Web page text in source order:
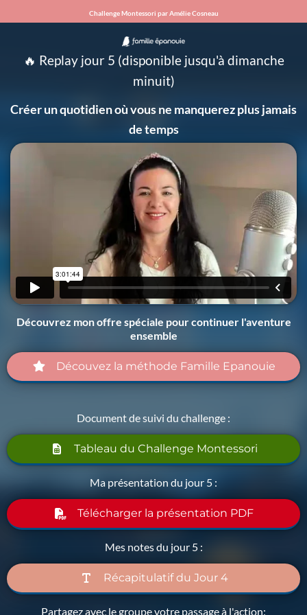
Challenge Montessori par Amélie Cosneau
🔥 Replay jour 5 (disponible jusqu'à dimanche
minuit)
Créer un quotidien où vous ne manquerez plus jamais
de temps
Découvrez mon offre spéciale pour continuer l'aventure
ensemble
Découvez la méthode Famille Epanouie
Document de suivi du challenge :
Tableau du Challenge Montessori
Ma présentation du jour 5 :
Télécharger la présentation PDF
Mes notes du jour 5 :
Récapitulatif du Jour 4
Partagez avec le groupe votre passage à l'action: